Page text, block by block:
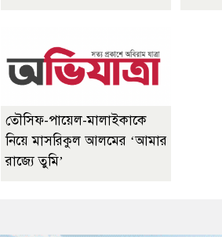
তৌসিফ-পায়েল-মালাইকাকে
নিয়ে মাসরিকুল আলমের ‘আমার
রাজ্যে তুমি’